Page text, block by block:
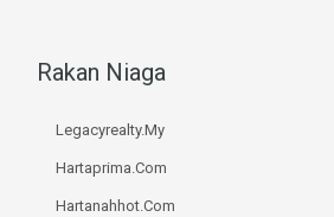
Rakan Niaga
Legacyrealty.My
Hartaprima.Com
Hartanahhot.Com